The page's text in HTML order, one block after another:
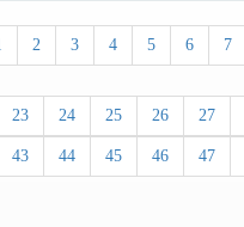
2 3 4 5 6 7
23 24 25 26 27
43 44 45 46 47